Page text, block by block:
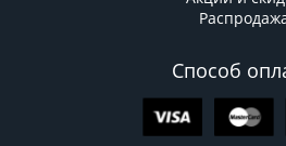
Способ